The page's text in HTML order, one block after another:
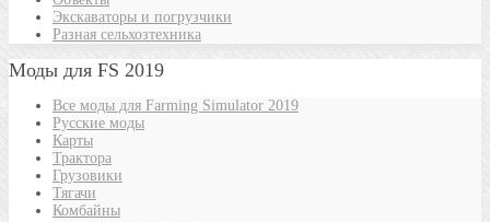
Экскаваторы и погрузчики
Разная сельхозтехника
Моды для FS 2019
Все моды для Farming Simulator 2019
Русские моды
Карты
Трактора
Грузовики
Тягачи
Комбайны